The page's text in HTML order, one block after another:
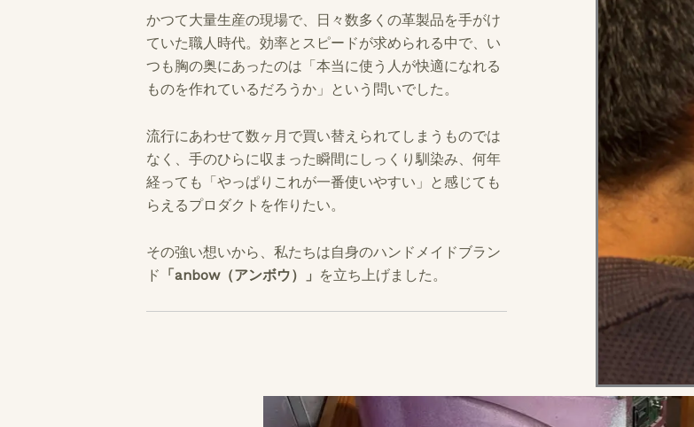
かつて大量生産の現場で、日々数多くの革製品を手がけ
ていた職人時代。効率とスピードが求められる中で、い
つも胸の奥にあったのは「本当に使う人が快適になれる
ものを作れているだろうか」という問いでした。
流行にあわせて数ヶ月で買い替えられてしまうものでは
なく、手のひらに収まった瞬間にしっくり馴染み、何年
経っても「やっぱりこれが一番使いやすい」と感じても
らえるプロダクトを作りたい。
その強い想いから、私たちは自身のハンドメイドブラン
ド 「anbow（アンボウ）」 を立ち上げました。